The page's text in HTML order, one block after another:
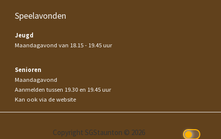
Speelavonden
Jeugd
Maandagavond van 18.15 - 19.45 uur
Senioren
Maandagavond
Aanmelden tussen 19.30 en 19.45 uur
Kan ook via de website
Copyright SGStaunton © 2026